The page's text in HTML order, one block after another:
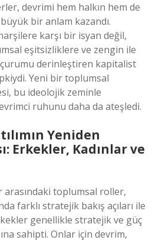
devrimi hem halkın hem de
bir anlam kazandı.
karşı bir isyan değil,
eşitsizliklere ve zengin ile
derinleştiren kapitalist
Yeni bir toplumsal
bu ideolojik zeminle
ruhunu daha da ateşledi.
Yeniden
Erkekler, Kadınlar ve
arasındaki toplumsal roller,
farklı stratejik bakış açıları ile
genellikle stratejik ve güç
sahipti. Onlar için devrim,